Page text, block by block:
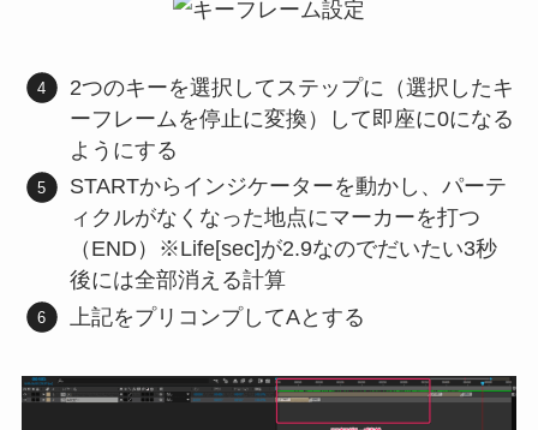
2つのキーを選択してステップに（選択したキ
ーフレームを停止に変換）して即座に0になる
ようにする
STARTからインジケーターを動かし、パーテ
ィクルがなくなった地点にマーカーを打つ
（END）※Life[sec]が2.9なのでだいたい3秒
後には全部消える計算
上記をプリコンプしてAとする